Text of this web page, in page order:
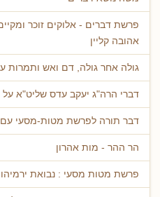
פרשת דברים - אלוקים זוכר
אהובה קליין
גולה אחר גולה, דם ואש ותמרות
דברי הרה"ג יעקב עדס שליט"א
דבר תורה לפרשת מטות-מסעי עם
הר ההר - מות אהרון
פרשת מטות מסעי : נבואת ירמיהו